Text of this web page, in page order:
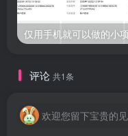
评论 共1条
欢迎您留下宝贵的见